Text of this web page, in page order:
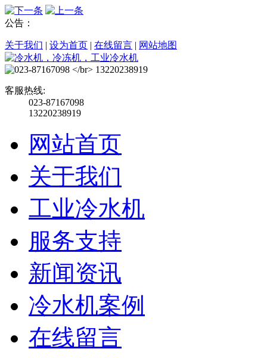
公告：
关于我们 | 设为首页 | 在线留言 | 网站地图
客服热线:
023-87167098
13220238919
网站首页
关于我们
工业冷水机
服务支持
新闻资讯
冷水机案例
在线留言